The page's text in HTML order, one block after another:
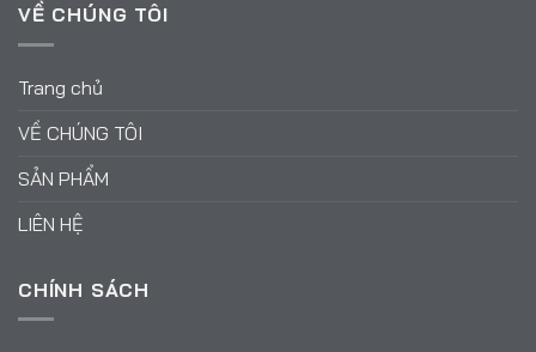
VỀ CHÚNG TÔI
Trang chủ
VỀ CHÚNG TÔI
SẢN PHẨM
LIÊN HỆ
CHÍNH SÁCH